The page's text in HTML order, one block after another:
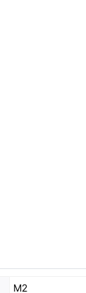
M2